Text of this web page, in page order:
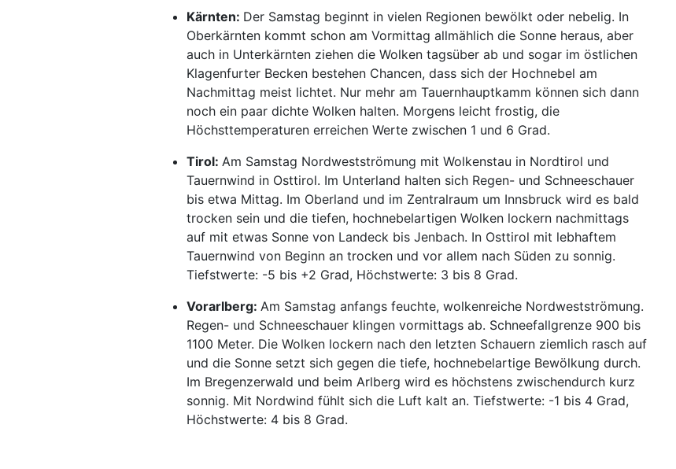
Kärnten: Der Samstag beginnt in vielen Regionen bewölkt oder nebelig. In
Oberkärnten kommt schon am Vormittag allmählich die Sonne heraus, aber
auch in Unterkärnten ziehen die Wolken tagsüber ab und sogar im östlichen
Klagenfurter Becken bestehen Chancen, dass sich der Hochnebel am
Nachmittag meist lichtet. Nur mehr am Tauernhauptkamm können sich dann
noch ein paar dichte Wolken halten. Morgens leicht frostig, die
Höchsttemperaturen erreichen Werte zwischen 1 und 6 Grad.
Tirol: Am Samstag Nordwestströmung mit Wolkenstau in Nordtirol und
Tauernwind in Osttirol. Im Unterland halten sich Regen- und Schneeschauer
bis etwa Mittag. Im Oberland und im Zentralraum um Innsbruck wird es bald
trocken sein und die tiefen, hochnebelartigen Wolken lockern nachmittags
auf mit etwas Sonne von Landeck bis Jenbach. In Osttirol mit lebhaftem
Tauernwind von Beginn an trocken und vor allem nach Süden zu sonnig.
Tiefstwerte: -5 bis +2 Grad, Höchstwerte: 3 bis 8 Grad.
Vorarlberg: Am Samstag anfangs feuchte, wolkenreiche Nordwestströmung.
Regen- und Schneeschauer klingen vormittags ab. Schneefallgrenze 900 bis
1100 Meter. Die Wolken lockern nach den letzten Schauern ziemlich rasch auf
und die Sonne setzt sich gegen die tiefe, hochnebelartige Bewölkung durch.
Im Bregenzerwald und beim Arlberg wird es höchstens zwischendurch kurz
sonnig. Mit Nordwind fühlt sich die Luft kalt an. Tiefstwerte: -1 bis 4 Grad,
Höchstwerte: 4 bis 8 Grad.